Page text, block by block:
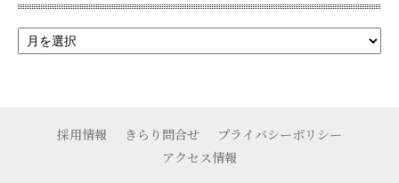
採用情報 きらり問合せ
プライバシーポリシー
アクセス情報